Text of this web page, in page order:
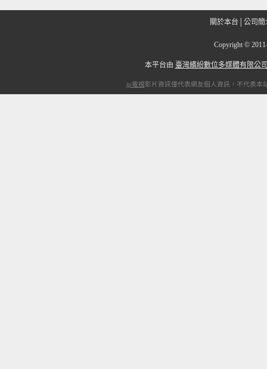
關於本台 公司簡
Copyright ©
本平台由 臺灣繽紛數位多媒體有限公
ip電視影片資訊僅代表網友個人資訊，不代表本